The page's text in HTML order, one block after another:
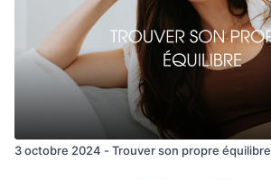
3 octobre 2024 - Trouver son propre équilibre